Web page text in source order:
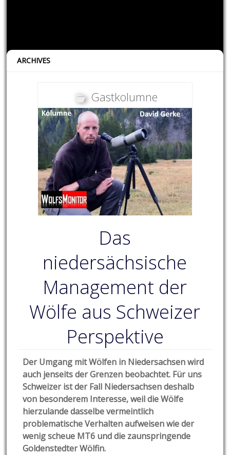
ARCHIVES
Gastkolumne
Das
niedersächsische
Management der
Wölfe aus Schweizer
Perspektive
Der Umgang mit Wölfen in Niedersachsen wird
auch jenseits der Grenzen beobachtet. Für uns
Schweizer ist der Fall Niedersachsen deshalb
von besonderem Interesse, weil die Wölfe
hierzulande dasselbe vermeintlich
problematische Verhalten aufweisen wie der
wenig scheue MT6 und die zaunspringende
Goldenstedter Wölfin.